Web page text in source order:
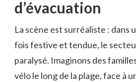
d’évacuation
La scène est surréaliste : dans
fois festive et tendue, le
paralysé. Imaginons des
vélo le long de la plage, face à